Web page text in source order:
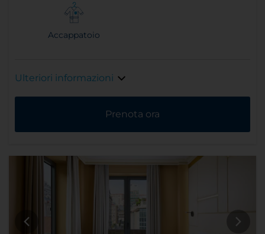
Accappatoio
Ulteriori informazioni
Prenota ora